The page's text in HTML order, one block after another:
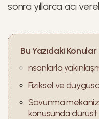
sonra yıllarca acı
Bu Yazıdaki Konular
nsanlarla
Fiziksel ve
Savunma
konusunda dürüst